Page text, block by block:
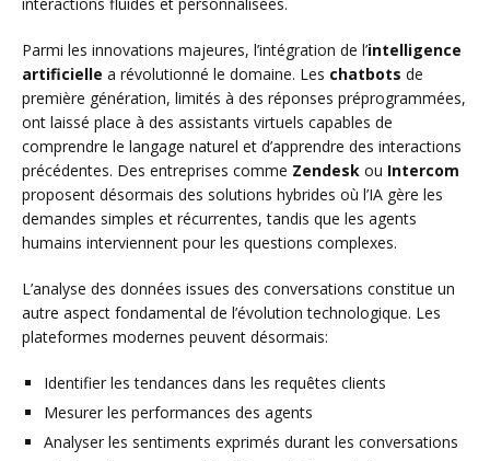
Parmi les innovations majeures, l’intégration de l’intelligence
artificielle a révolutionné le domaine. Les chatbots de
première génération, limités à des réponses préprogrammées,
ont laissé place à des assistants virtuels capables de
comprendre le langage naturel et d’apprendre des interactions
précédentes. Des entreprises comme Zendesk ou Intercom
proposent désormais des solutions hybrides où l’IA gère les
demandes simples et récurrentes, tandis que les agents
humains interviennent pour les questions complexes.
L’analyse des données issues des conversations constitue un
autre aspect fondamental de l’évolution technologique. Les
plateformes modernes peuvent désormais:
Identifier les tendances dans les requêtes clients
Mesurer les performances des agents
Analyser les sentiments exprimés durant les conversations